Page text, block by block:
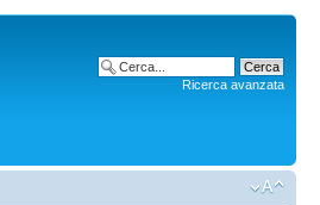
Ricerca avanzata